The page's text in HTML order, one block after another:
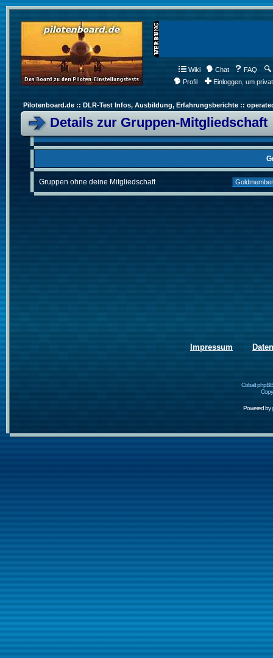
Wiki Chat FAQ
Profil
Einloggen, um
Pilotenboard.de :: DLR-Test Infos, Ausbildung, Erfahrungsberichte ::
Details zur Gruppen-Mitgliedschaft
Gruppen ohne deine Mitgliedschaft
Impressum
Cobalt
Powered by